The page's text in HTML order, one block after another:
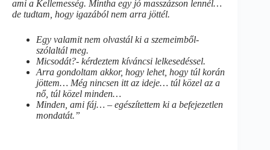
ami a Kellemesség. Mintha egy jó masszázson lennél…
de tudtam, hogy igazából nem arra jöttél.
Egy valamit nem olvastál ki a szemeimből-
szólaltál meg.
Micsodát?- kérdeztem kíváncsi lelkesedéssel.
Arra gondoltam akkor, hogy lehet, hogy túl korán
jöttem… Még nincsen itt az ideje… túl közel az a
nő, túl közel minden…
Minden, ami fáj… – egészítettem ki a befejezetlen
mondatát.”